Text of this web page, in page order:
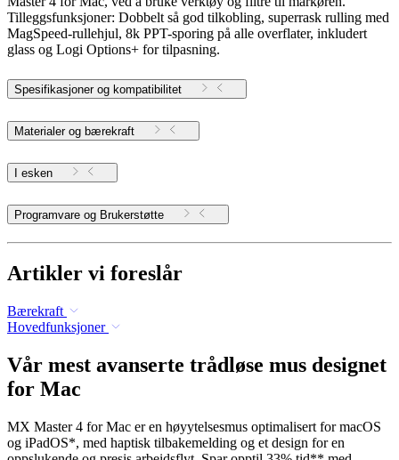
Tilleggsfunksjoner: Dobbelt så god tilkobling, superrask rulling med
MagSpeed-rullehjul, 8k PPT-sporing på alle overflater, inkludert
glass og Logi Options+ for tilpasning.
Spesifikasjoner og kompatibilitet
Materialer og bærekraft
I esken
Programvare og Brukerstøtte
Artikler vi foreslår
Bærekraft
Hovedfunksjoner
Vår mest avanserte trådløse mus designet
for Mac
MX Master 4 for Mac er en høyytelsesmus optimalisert for macOS
og iPadOS*, med haptisk tilbakemelding og et design for en